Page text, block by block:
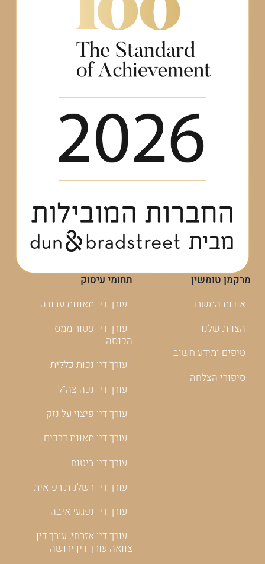
מרקמן טומשין
אודות המשרד
הצוות שלנו
טיפים ומידע חשוב
סיפורי הצלחה
תחומי עיסוק
עורך דין תאונות עבודה
עורך דין פטור ממס
הכנסה
עורך דין נכות כללית
עורך דין נכה צה"ל
עורך דין פיצוי על נזק
עורך דין תאונת דרכים
עורך דין ביטוח
עורך דין רשלנות רפואית
עורך דין נפגעי איבה
עורך דין אזרחי, עורך דין
צוואה עורך דין ירושה